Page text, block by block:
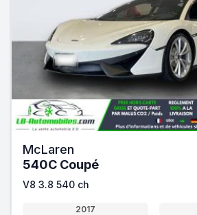
McLaren
540C Coupé
V8 3.8 540 ch
2017